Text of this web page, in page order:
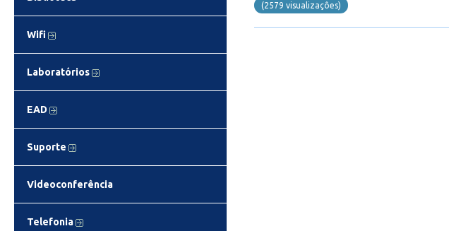
Wifi
Laboratórios
EAD
Suporte
Videoconferência
Telefonia
(2579 visualizaçôes)